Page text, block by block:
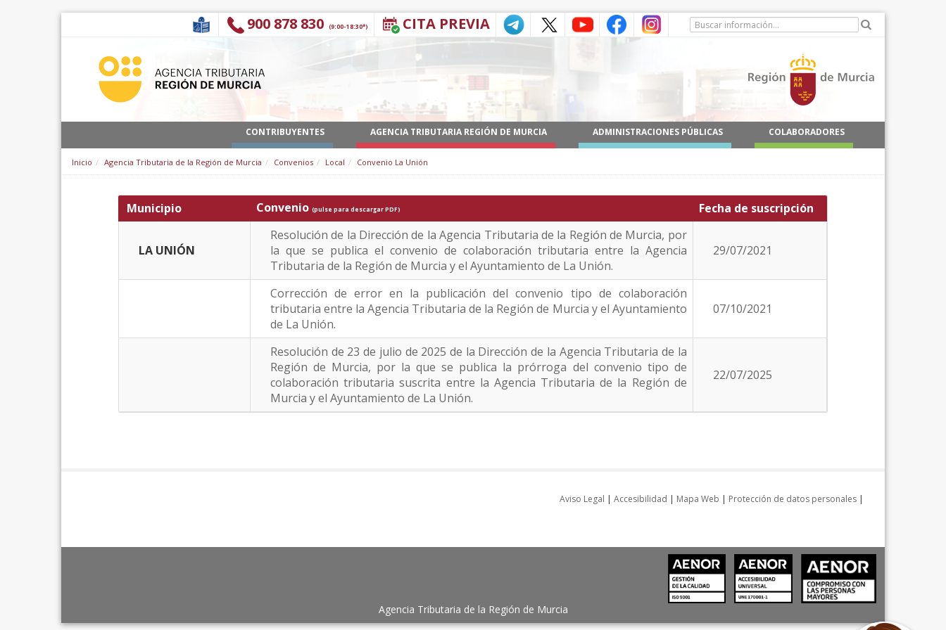
CITA PREVIA
900 878 830 (9:00-18:30*)
CONTRIBUYENTES AGENCIA TRIBUTARIA REGIÓN DE MURCIA ADMINISTRACIONES PÚBLICAS COLABORADORES
Inicio Agencia Tributaria de la Región de Murcia Convenios Local Convenio La Unión
Municipio Convenio (pulse para descargar PDF) Fecha de suscripción
LA UNIÓN
Resolución de la Dirección de la Agencia Tributaria de la Región de Murcia, por
la que se publica el convenio de colaboración tributaria entre la Agencia
Tributaria de la Región de Murcia y el Ayuntamiento de La Unión.
29/07/2021
Corrección de error en la publicación del convenio tipo de colaboración
tributaria entre la Agencia Tributaria de la Región de Murcia y el Ayuntamiento
de La Unión.
07/10/2021
Resolución de 23 de julio de 2025 de la Dirección de la Agencia Tributaria de la
Región de Murcia, por la que se publica la prórroga del convenio tipo de
colaboración tributaria suscrita entre la Agencia Tributaria de la Región de
Murcia y el Ayuntamiento de La Unión.
22/07/2025
Aviso Legal | Accesibilidad | Mapa Web | Protección de datos personales |
Agencia Tributaria de la Región de Murcia